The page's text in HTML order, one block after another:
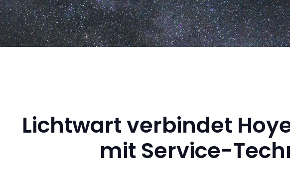
Lichtwart verbindet
mit Service-